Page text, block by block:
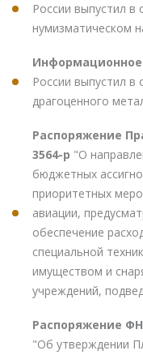
России выпустил
нумизматическом
России выпустил
драгоценного
Распоряжение
3564-р "О
бюджетных
приоритетных
авиации,
обеспечение
специальной
имуществом и
учреждений,
Распоряжение
"Об утверждении